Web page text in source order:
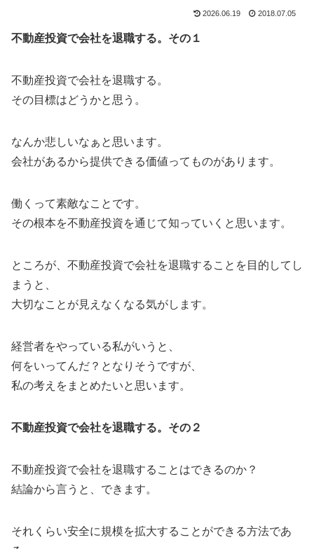
2026.06.19 2018.07.05
不動産投資で会社を退職する。その１
不動産投資で会社を退職する。
その目標はどうかと思う。
なんか悲しいなぁと思います。
会社があるから提供できる価値ってものがあります。
働くって素敵なことです。
その根本を不動産投資を通じて知っていくと思います。
ところが、不動産投資で会社を退職することを目的してし
まうと、
大切なことが見えなくなる気がします。
経営者をやっている私がいうと、
何をいってんだ？となりそうですが、
私の考えをまとめたいと思います。
不動産投資で会社を退職する。その２
不動産投資で会社を退職することはできるのか？
結論から言うと、できます。
それくらい安全に規模を拡大することができる方法であ